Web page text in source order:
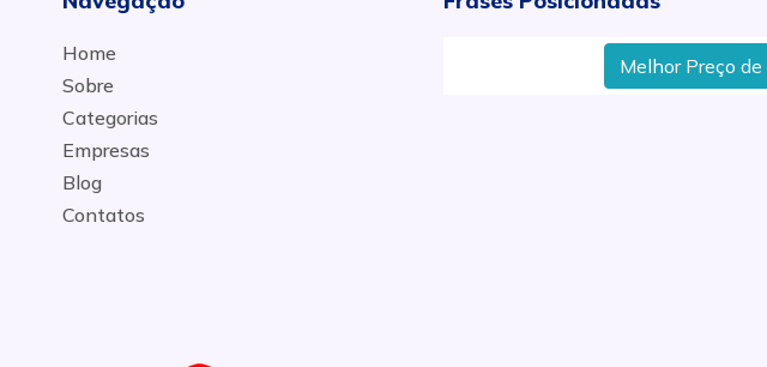
Home
Sobre
Categorias
Empresas
Blog
Contatos
Melhor Preço de Portas